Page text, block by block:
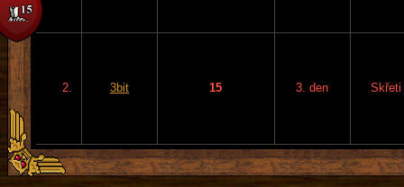
2. 3bit 15 3. den Skřeti